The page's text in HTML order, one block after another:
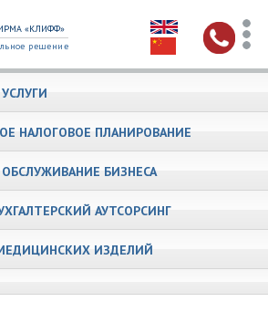
«КЛИФФ»
решение
НАЛОГОВОЕ ПЛАНИРОВАНИЕ
БИЗНЕСА
АУТСОРСИНГ
ИЗДЕЛИЙ